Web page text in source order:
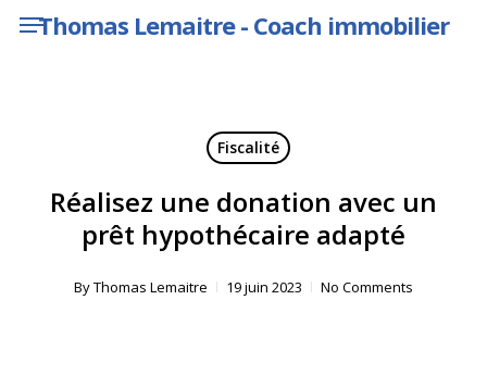
Skip Thomas Lemaitre - Coach immobilier
Menu
Fiscalité
Réalisez une donation avec un
prêt hypothécaire adapté
ByThomas Lemaitre 19 juin 2023 No Comments